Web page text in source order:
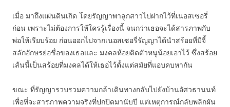
เมื่อ มาถึงแผ่นดินเกิด โดยรัญญาพาลูกสาวไปฝากไว้ที่เนอสเซอรี่
ก่อน เพราะไม่ต้องการให้ใครรู้เรื่องนี้ จนกว่าเธอจะได้สารภาพกับ
พ่อให้เรียบร้อย ก่อนออกไปจากเนอสเซอรี่รัญญาได้นำสร้อยที่มีจี้
สลักอักษรย่อชื่อของเธอและ มงคลห้อยติดตัวหนูน้อยเอาไว้ ซึ่งสร้อย
เส้นนี้เป็นสร้อยที่มงคลได้ให้เธอไว้ตั้งแต่สมัยที่แอบคบหากัน
ขณะ ที่รัญญารวบรวมความกล้าเดินทางกลับไปยังบ้านอัศวธานนท์
เพื่อที่จะสารภาพความจริงที่ปกปิดมานับปี แต่เหตุการณ์กลับพลิกผัน